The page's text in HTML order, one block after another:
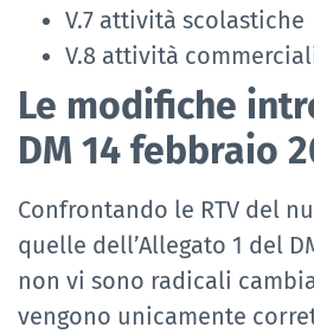
V.7 attività scolastiche
V.8 attività
Le modifiche
DM 14 febbraio
Confrontando le RTV del
quelle dell’Allegato 1 del
non vi sono radicali
vengono unicamente